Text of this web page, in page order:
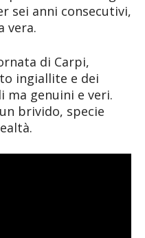
sei anni consecutivi,
vera.
di Carpi,
ingiallite e dei
ma genuini e veri.
brivido, specie